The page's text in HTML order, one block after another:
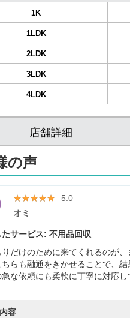
1K
1LDK
2LDK
3LDK
4LDK
店舗詳細
の声
★★★★★
★★★★★ 5.0
オミ
たサービス: 不用品回収
りだけのために来てくれるのが
ちらも融通をきかせることで、
急な依頼にも柔軟に丁寧に対応
容